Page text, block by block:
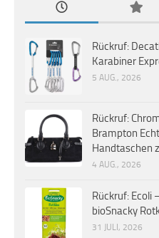
Rückruf:
Karabiner
5 AUG., 2026
Rückruf:
Brampton
Handtaschen
4 AUG., 2026
Rückruf: Ecoli
bioSnacky
31 JULI, 2026